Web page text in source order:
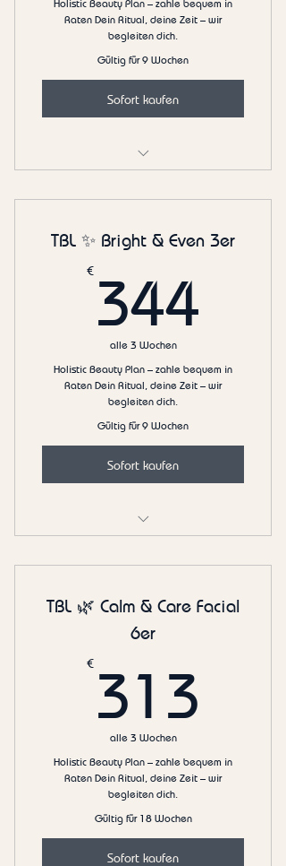
Holistic Beauty Plan – zahle bequem in
Raten Dein Ritual, deine Zeit – wir
begleiten dich.
Gültig für 9 Wochen
Sofort kaufen
TBL ✨ Bright & Even 3er
€ 344
alle 3 Wochen
Holistic Beauty Plan – zahle bequem in
Raten Dein Ritual, deine Zeit – wir
begleiten dich.
Gültig für 9 Wochen
Sofort kaufen
TBL 🌿 Calm & Care Facial
6er
€ 313
alle 3 Wochen
Holistic Beauty Plan – zahle bequem in
Raten Dein Ritual, deine Zeit – wir
begleiten dich.
Gültig für 18 Wochen
Sofort kaufen